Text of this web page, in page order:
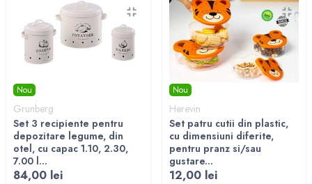
Nou
Grunberg
Set 3 recipiente pentru
depozitare legume, din
otel, cu capac 1.10, 2.30,
7.00 l...
84,00 lei
Nou
Herevin
Set patru cutii din plastic,
cu dimensiuni diferite,
pentru pranz si/sau
gustare...
12,00 lei